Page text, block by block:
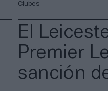
Clubes
El
Premier
sanción